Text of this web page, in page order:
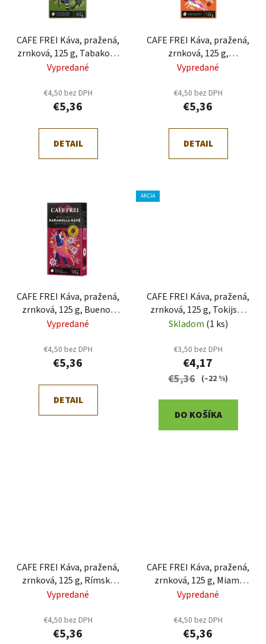
CAFE FREI Káva, pražená,
zrnková, 125 g, Tabaková
Nicaragua"
Vypredané
€4,50 bez DPH
€5,36
DETAIL
CAFE FREI Káva, pražená,
zrnková, 125 g,
Kalifornská mandľa"
Vypredané
€4,50 bez DPH
€5,36
DETAIL
CAFE FREI Káva, pražená,
zrnková, 125 g, Buenos
Aires karamel"
Vypredané
€4,50 bez DPH
€5,36
DETAIL
AKCIA
CAFE FREI Káva, pražená,
zrnková, 125 g, Tokijská
čokola-malina
Skladom (1 ks)
€3,50 bez DPH
€4,17
€5,36 (–22 %)
DO KOŠÍKA
CAFE FREI Káva, pražená,
zrnková, 125 g, Rímska
oriešková káva",
Vypredané
€4,50 bez DPH
€5,36
CAFE FREI Káva, pražená,
zrnková, 125 g, Miami
vanilka"
Vypredané
€4,50 bez DPH
€5,36